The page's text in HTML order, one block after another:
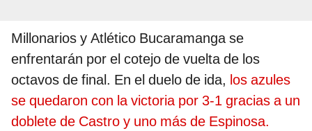
Millonarios y Atlético Bucaramanga se
enfrentarán por el cotejo de vuelta de los
octavos de final. En el duelo de ida, los azules
se quedaron con la victoria por 3-1 gracias a un
doblete de Castro y uno más de Espinosa.